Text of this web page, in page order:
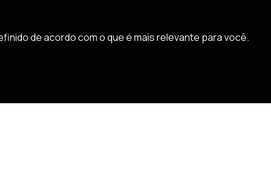
de acordo com o que é mais relevante para você.